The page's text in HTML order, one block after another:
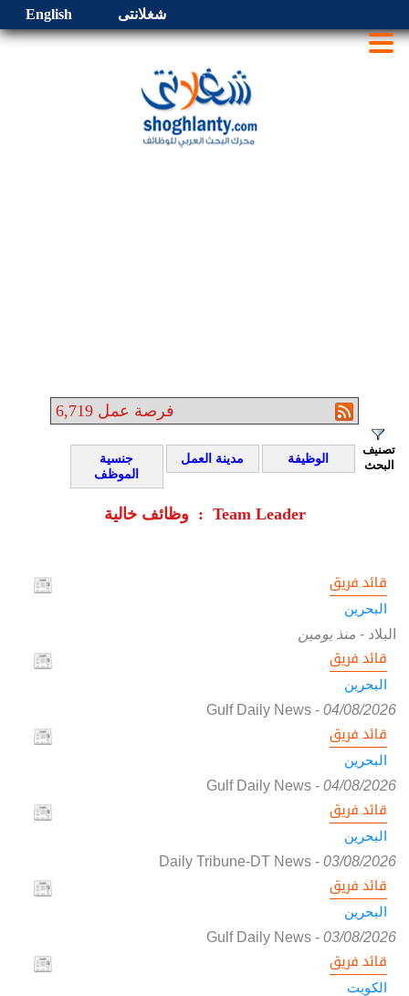
شغلانتى English
6,719 فرصة عمل
تصنيف
البحث
الوظيفة مدينة العمل
جنسية
الموظف
وظائف خالية : Team Leader
قائد فريق
البحرين
البلاد - منذ يومين
قائد فريق
البحرين
Gulf Daily News- 04/08/2026
قائد فريق
البحرين
Gulf Daily News- 04/08/2026
قائد فريق
البحرين
Daily Tribune-DT News- 03/08/2026
قائد فريق
البحرين
Gulf Daily News- 03/08/2026
قائد فريق
الكويت